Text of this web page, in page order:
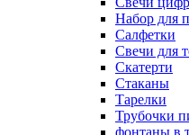
Набор для
Салфетки
Свечи для
Скатерти
Стаканы
Тарелки
Трубочки
фонтаны в